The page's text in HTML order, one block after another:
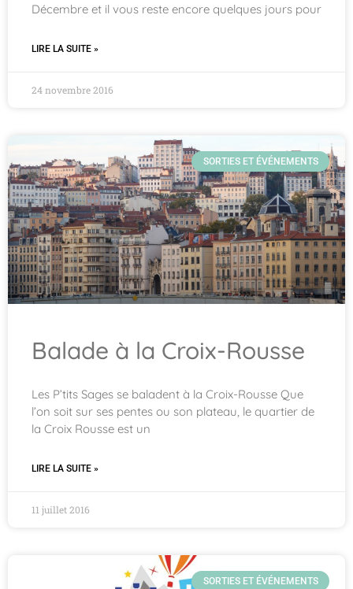
Décembre et il vous reste encore quelques jours pour
LIRE LA SUITE »
24 novembre 2016
SORTIES ET ÉVÉNEMENTS
Balade à la Croix-Rousse
Les P’tits Sages se baladent à la Croix-Rousse Que
l’on soit sur ses pentes ou son plateau, le quartier de
la Croix Rousse est un
LIRE LA SUITE »
11 juillet 2016
SORTIES ET ÉVÉNEMENTS